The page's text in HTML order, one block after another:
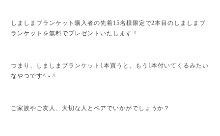
しましまブランケット購入者の先着15名様限定で2本目のしましまブ
ランケットを無料でプレゼントいたします！
つまり、しましまブランケット1本買うと、もう1本付いてくるみたい
なやつです^ - ^
ご家族やご友人、大切な人とペアでいかがでしょうか？